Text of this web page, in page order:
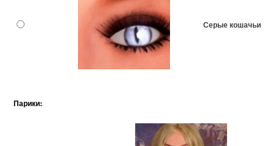
Серые кошачьи
Парики: